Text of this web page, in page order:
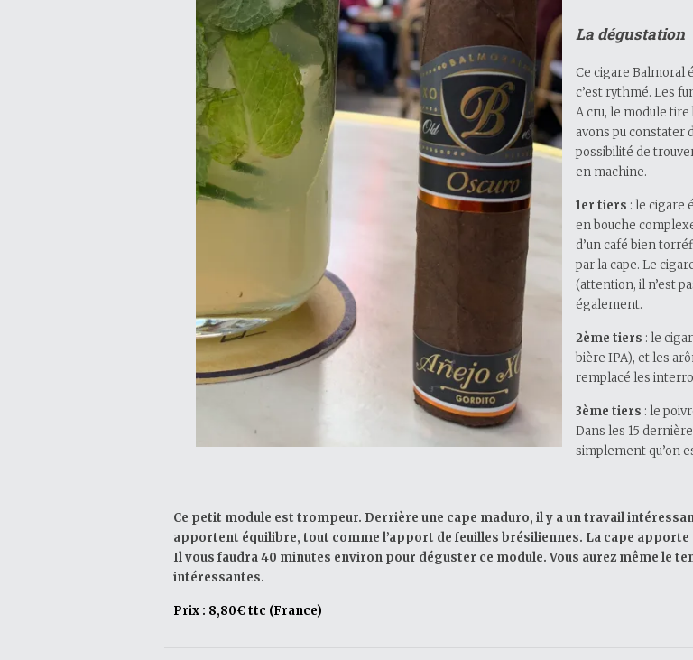
La dégustation
Ce cigare Balmoral
c’est rythmé. Les
A cru, le module
avons pu constater
possibilité de
en machine.
1er tiers : le cigare
en bouche
d’un café bien
par la cape. Le
(attention, il n’est
également.
2ème tiers : le
bière IPA), et les
remplacé les
3ème tiers : le
Dans les 15
simplement qu’on
Ce petit module est trompeur. Derrière une cape maduro, il y a un travail
apportent équilibre, tout comme l’apport de feuilles brésiliennes. La cape
Il vous faudra 40 minutes environ pour déguster ce module. Vous aurez même le
intéressantes.
Prix : 8,80€ ttc (France)